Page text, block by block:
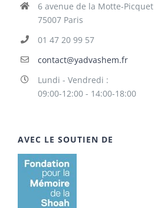
6 avenue de la Motte-Picquet
75007 Paris
01 47 20 99 57
contact@yadvashem.fr
Lundi - Vendredi :
09:00-12:00 - 14:00-18:00
AVEC LE SOUTIEN DE